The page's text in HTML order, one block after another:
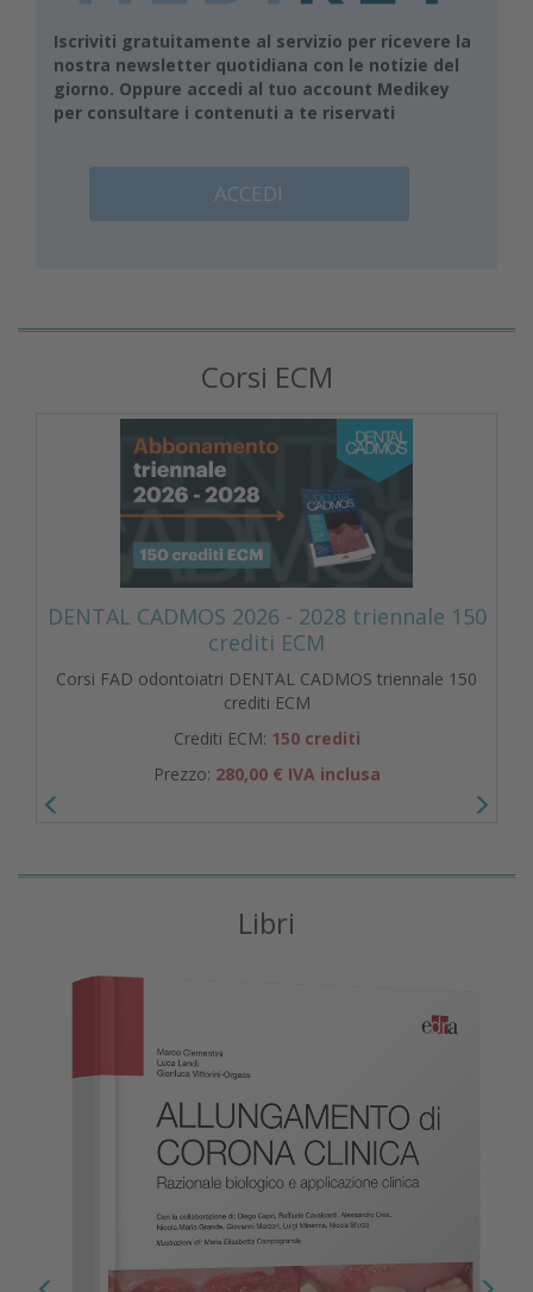
Iscriviti gratuitamente al servizio per ricevere la
nostra newsletter quotidiana con le notizie del
giorno. Oppure accedi al tuo account Medikey
per consultare i contenuti a te riservati
ACCEDI
Corsi ECM
DENTAL CADMOS 2026 - 2028 triennale 150
crediti ECM
Corsi FAD odontoiatri DENTAL CADMOS triennale 150
crediti ECM
Crediti ECM: 150 crediti
Prezzo: 280,00 € IVA inclusa
Libri